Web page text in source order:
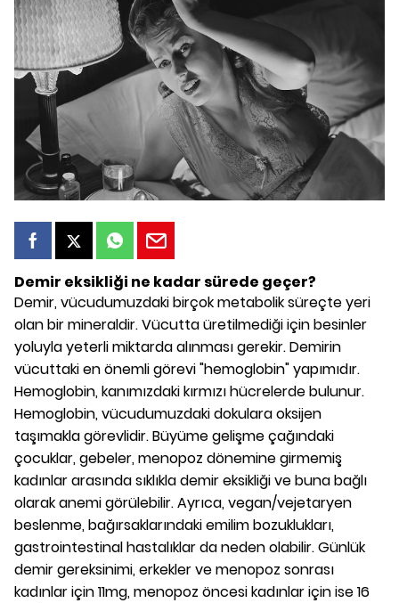
Demir eksikliği ne kadar sürede geçer?
Demir, vücudumuzdaki birçok metabolik süreçte yeri
olan bir mineraldir. Vücutta üretilmediği için besinler
yoluyla yeterli miktarda alınması gerekir. Demirin
vücuttaki en önemli görevi "hemoglobin" yapımıdır.
Hemoglobin, kanımızdaki kırmızı hücrelerde bulunur.
Hemoglobin, vücudumuzdaki dokulara oksijen
taşımakla görevlidir. Büyüme gelişme çağındaki
çocuklar, gebeler, menopoz dönemine girmemiş
kadınlar arasında sıklıkla demir eksikliği ve buna bağlı
olarak anemi görülebilir. Ayrıca, vegan/vejetaryen
beslenme, bağırsaklarındaki emilim bozuklukları,
gastrointestinal hastalıklar da neden olabilir. Günlük
demir gereksinimi, erkekler ve menopoz sonrası
kadınlar için 11mg, menopoz öncesi kadınlar için ise 16